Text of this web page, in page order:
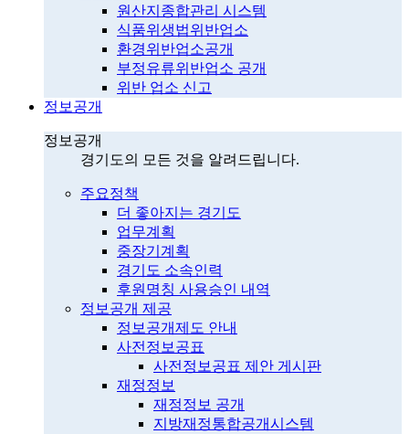
원산지종합관리 시스템
식품위생법위반업소
환경위반업소공개
부정유류위반업소 공개
위반 업소 신고
정보공개
정보공개
경기도의 모든 것을 알려드립니다.
주요정책
더 좋아지는 경기도
업무계획
중장기계획
경기도 소속인력
후원명칭 사용승인 내역
정보공개 제공
정보공개제도 안내
사전정보공표
사전정보공표 제안 게시판
재정정보
재정정보 공개
지방재정통합공개시스템